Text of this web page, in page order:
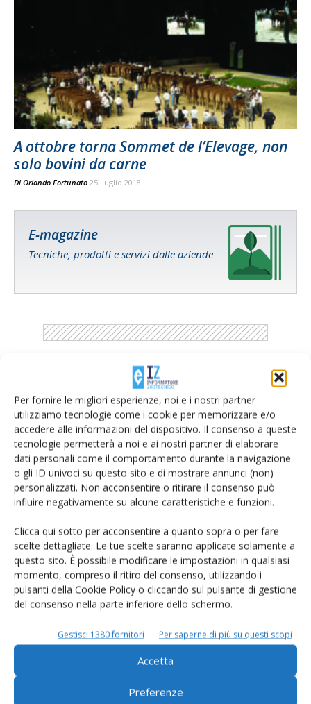
Per fornire le migliori esperienze, noi e i nostri partner
utilizziamo tecnologie come i cookie per memorizzare e/o
accedere alle informazioni del dispositivo. Il consenso a queste
tecnologie permetterà a noi e ai nostri partner di elaborare
dati personali come il comportamento durante la navigazione
o gli ID univoci su questo sito e di mostrare annunci (non)
personalizzati. Non acconsentire o ritirare il consenso può
influire negativamente su alcune caratteristiche e funzioni.
Clicca qui sotto per acconsentire a quanto sopra o per fare
scelte dettagliate. Le tue scelte saranno applicate solamente a
questo sito. È possibile modificare le impostazioni in qualsiasi
momento, compreso il ritiro del consenso, utilizzando i
pulsanti della Cookie Policy o cliccando sul pulsante di gestione
del consenso nella parte inferiore dello schermo.
Gestisci 1380 fornitori Per saperne di più su questi scopi
Accetta
Preferenze
A ottobre torna Sommet de l’Elevage, non
solo bovini da carne
Di Orlando Fortunato 25 Luglio 2018
E-magazine
Tecniche, prodotti e servizi dalle aziende
Catalogo Aziende e Prodotti
Un modo semplice per cercare un'azienda o un
prodotto!
Cerca adesso
L'Esperto risponde
I consigli di Terra e Vita agli agricoltori
Cerca adesso